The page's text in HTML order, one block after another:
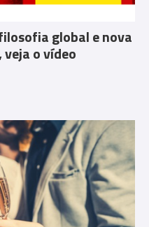
global e nova
o vídeo